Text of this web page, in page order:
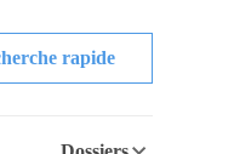
rapide